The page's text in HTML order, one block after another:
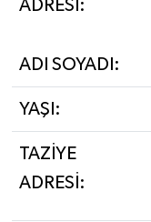
ADRESİ:
ADI SOYADI:
YAŞI:
TAZİYE
ADRESİ: